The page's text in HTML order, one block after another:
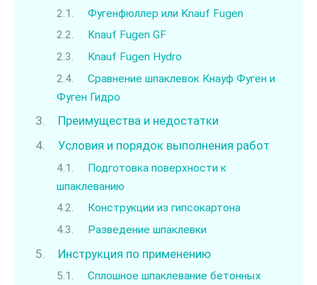
Фугенфюллер или Knauf Fugen
Knauf Fugen GF
Knauf Fugen Hydro
Сравнение шпаклевок Кнауф Фуген и
Фуген Гидро
Преимущества и недостатки
Условия и порядок выполнения работ
Подготовка поверхности к
шпаклеванию
Конструкции из гипсокартона
Разведение шпаклевки
Инструкция по применению
Сплошное шпаклевание бетонных